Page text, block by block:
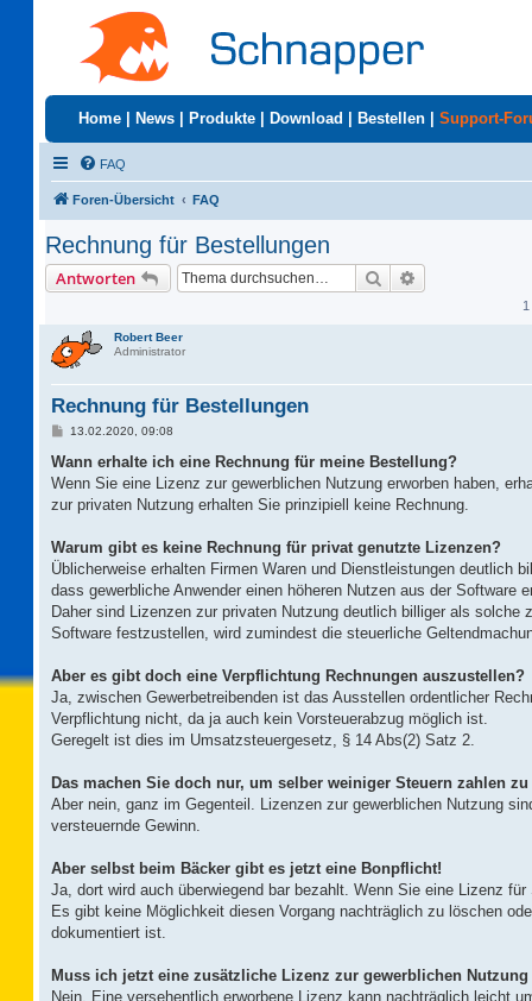
Home News Produkte Download Bestellen Support-
FAQ
Foren-Übersicht FAQ
Rechnung für Bestellungen
Antworten Suche
Robert Beer
Administrator
Rechnung für Bestellungen
B
i
r
a
13.02.2020, 09:08
Wann erhalte ich eine Rechnung für meine Bestellung?
Wenn Sie eine Lizenz zur gewerblichen Nutzung erworben haben,
zur privaten Nutzung erhalten Sie prinzipiell keine Rechnung.
Warum gibt es keine Rechnung für privat genutzte Lizenzen?
Üblicherweise erhalten Firmen Waren und Dienstleistungen deutlich
dass gewerbliche Anwender einen höheren Nutzen aus der Software
Daher sind Lizenzen zur privaten Nutzung deutlich billiger als
Software festzustellen, wird zumindest die steuerliche
Aber es gibt doch eine Verpflichtung Rechnungen auszustellen?
Ja, zwischen Gewerbetreibenden ist das Ausstellen ordentlicher
Verpflichtung nicht, da ja auch kein Vorsteuerabzug möglich ist.
Geregelt ist dies im Umsatzsteuergesetz, § 14 Abs(2) Satz 2.
Das machen Sie doch nur, um selber weiniger Steuern zahlen
Aber nein, ganz im Gegenteil. Lizenzen zur gewerblichen Nutzung
versteuernde Gewinn.
Aber selbst beim Bäcker gibt es jetzt eine Bonpflicht!
Ja, dort wird auch überwiegend bar bezahlt. Wenn Sie eine Lizenz
Es gibt keine Möglichkeit diesen Vorgang nachträglich zu löschen
dokumentiert ist.
Muss ich jetzt eine zusätzliche Lizenz zur gewerblichen Nutzung
Nein. Eine versehentlich erworbene Lizenz kann nachträglich leicht